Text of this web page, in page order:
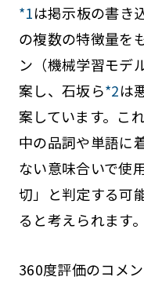
*1は掲示板の書き
の複数の特徴量を
ン（機械学習モデ
案し、石坂ら*2は
案しています。こ
中の品詞や単語に
ない意味合いで使
切」と判定する可
ると考えられます。
360度評価のコメ